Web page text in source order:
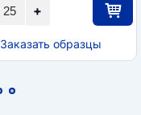
+
Заказать образцы